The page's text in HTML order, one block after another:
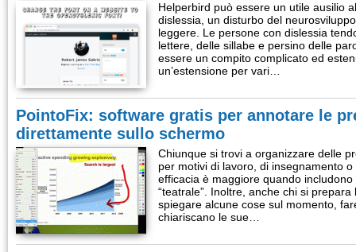
Helperbird può essere un utile ausilio
dislessia, un disturbo del
leggere. Le persone con dislessia
lettere, delle sillabe e persino delle
essere un compito complicato ed
un’estensione per vari…
PointoFix: software gratis per annotare le
direttamente sullo schermo
Chiunque si trovi a organizzare delle
per motivi di lavoro, di insegnamento
efficacia è maggiore quando
“teatrale”. Inoltre, anche chi si
spiegare alcune cose sul momento,
chiariscano le sue…